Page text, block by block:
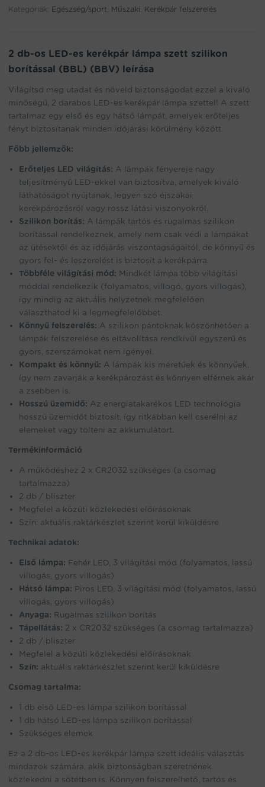
lámpa
(BBL)
(BBV)
Kategóriák: Egészség/sport, Műszaki, Kerékpár felszerelés
2 db-os LED-es kerékpár lámpa szett szilikon
borítással (BBL) (BBV) leírása
Világítsd meg utadat és növeld biztonságodat ezzel a kiváló
minőségű, 2 darabos LED-es kerékpár lámpa szettel! A szett
tartalmaz egy első és egy hátsó lámpát, amelyek erőteljes
fényt biztosítanak minden időjárási körülmény között.
Főbb jellemzők:
Erőteljes LED világítás: A lámpák fényereje nagy
teljesítményű LED-ekkel van biztosítva, amelyek kiváló
láthatóságot nyújtanak, legyen szó éjszakai
kerékpározásról vagy rossz látási viszonyokról.
Szilikon borítás: A lámpák tartós és rugalmas szilikon
borítással rendelkeznek, amely nem csak védi a lámpákat
az ütésektől és az időjárás viszontagságaitól, de könnyű és
gyors fel- és leszerelést is biztosít a kerékpárra.
Többféle világítási mód: Mindkét lámpa több világítási
móddal rendelkezik (folyamatos, villogó, gyors villogás),
így mindig az aktuális helyzetnek megfelelően
választhatod ki a legmegfelelőbbet.
Könnyű felszerelés: A szilikon pántoknak köszönhetően a
lámpák felszerelése és eltávolítása rendkívül egyszerű és
gyors, szerszámokat nem igényel.
Kompakt és könnyű: A lámpák kis méretűek és könnyűek,
így nem zavarják a kerékpározást és könnyen elférnek akár
a zsebben is.
Hosszú üzemidő: Az energiatakarékos LED technológia
hosszú üzemidőt biztosít, így ritkábban kell cserélni az
elemeket vagy tölteni az akkumulátort.
Termékinformáció
A működéshez 2 x CR2032 szükséges (a csomag
tartalmazza)
2 db / bliszter
Megfelel a közúti közlekedési előírásoknak
Szín: aktuális raktárkészlet szerint kerül kiküldésre
Technikai adatok:
Első lámpa: Fehér LED, 3 világítási mód (folyamatos, lassú
villogás, gyors villogás)
Hátsó lámpa: Piros LED, 3 világítási mód (folyamatos, lassú
villogás, gyors villogás)
Anyaga: Rugalmas szilikon borítás
Tápellátás: 2 x CR2032 szükséges (a csomag tartalmazza)
2 db / bliszter
Megfelel a közúti közlekedési előírásoknak
Szín: aktuális raktárkészlet szerint kerül kiküldésre
Csomag tartalma:
1 db első LED-es lámpa szilikon borítással
1 db hátsó LED-es lámpa szilikon borítással
Szükséges elemek
Ez a 2 db-os LED-es kerékpár lámpa szett ideális választás
mindazok számára, akik biztonságban szeretnének
közlekedni a sötétben is. Könnyen felszerelhető, tartós és